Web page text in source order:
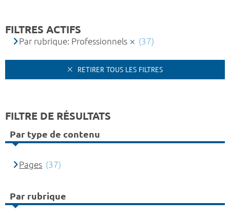
FILTRES ACTIFS
Par rubrique: Professionnels (37)
RETIRER TOUS LES FILTRES
FILTRE DE RÉSULTATS
Par type de contenu
Pages (37)
Par rubrique